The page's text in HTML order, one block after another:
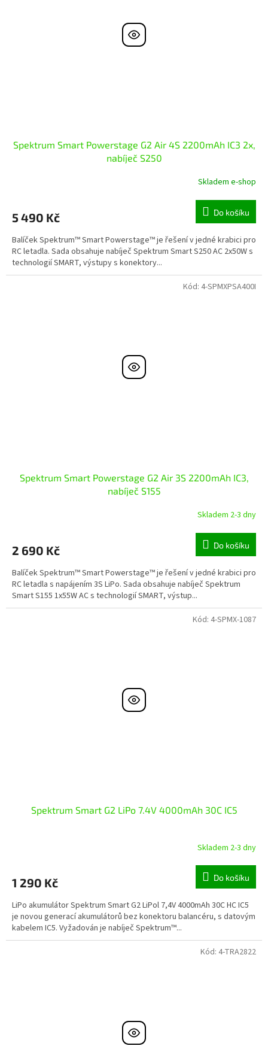
Spektrum Smart Powerstage G2 Air 4S 2200mAh IC3 2x,
nabíječ S250
Skladem e-shop
5 490 Kč Do košíku
Balíček Spektrum™ Smart Powerstage™ je řešení v jedné krabici pro
RC letadla. Sada obsahuje nabíječ Spektrum Smart S250 AC 2x50W s
technologií SMART, výstupy s konektory...
Spektrum Smart Powerstage G2 Air 3S 2200mAh IC3,
nabíječ S155
Skladem 2-3 dny
2 690 Kč Do košíku
Balíček Spektrum™ Smart Powerstage™ je řešení v jedné krabici pro
RC letadla s napájením 3S LiPo. Sada obsahuje nabíječ Spektrum
Smart S155 1x55W AC s technologií SMART, výstup...
Kód: 4-SPMXPSA400I
Spektrum Smart G2 LiPo 7.4V 4000mAh 30C IC5
Skladem 2-3 dny
1 290 Kč Do košíku
LiPo akumulátor Spektrum Smart G2 LiPol 7,4V 4000mAh 30C HC IC5
je novou generací akumulátorů bez konektoru balancéru, s datovým
kabelem IC5. Vyžadován je nabíječ Spektrum™...
Kód: 4-SPMX-1087
Kód: 4-TRA2822